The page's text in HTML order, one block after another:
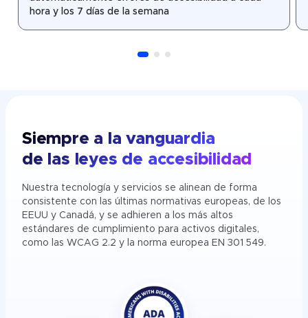
hora y los 7 días de la semana
Siempre a la vanguardia
de las leyes de accesibilidad
Nuestra tecnología y servicios se alinean de forma
consistente con las últimas normativas europeas, de los
EEUU y Canadá, y se adhieren a los más altos
estándares de cumplimiento para activos digitales,
como las WCAG 2.2 y la norma europea EN 301 549.